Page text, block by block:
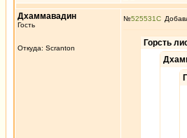
Дхаммавадин
Гость
Откуда: Scranton
№525531
Горсть